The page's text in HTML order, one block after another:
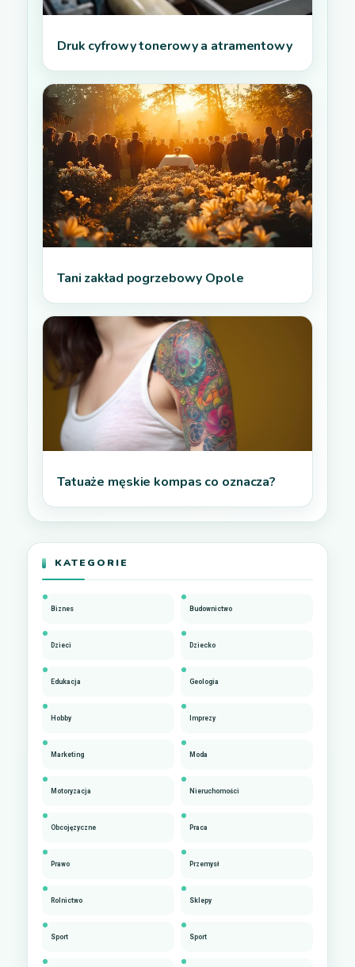
Druk cyfrowy tonerowy a atramentowy
Tani zakład pogrzebowy Opole
Tatuaże męskie kompas co oznacza?
KATEGORIE
Biznes Budownictwo
Dzieci Dziecko
Edukacja Geologia
Hobby Imprezy
Marketing Moda
Motoryzacja Nieruchomości
Obcojęzyczne Praca
Prawo Przemysł
Rolnictwo Sklepy
Sport Sport